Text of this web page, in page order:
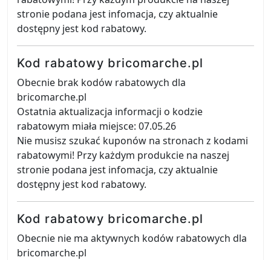
stronie podana jest infomacja, czy aktualnie
dostępny jest kod rabatowy.
Kod rabatowy bricomarche.pl
Obecnie brak kodów rabatowych dla
bricomarche.pl
Ostatnia aktualizacja informacji o kodzie
rabatowym miała miejsce: 07.05.26
Nie musisz szukać kuponów na stronach z kodami
rabatowymi! Przy każdym produkcie na naszej
stronie podana jest infomacja, czy aktualnie
dostępny jest kod rabatowy.
Kod rabatowy bricomarche.pl
Obecnie nie ma aktywnych kodów rabatowych dla
bricomarche.pl